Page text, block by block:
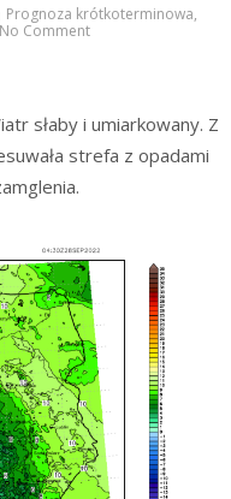
Prognoza krótkoterminowa,
No Comment
słaby i umiarkowany. Z
strefa z opadami